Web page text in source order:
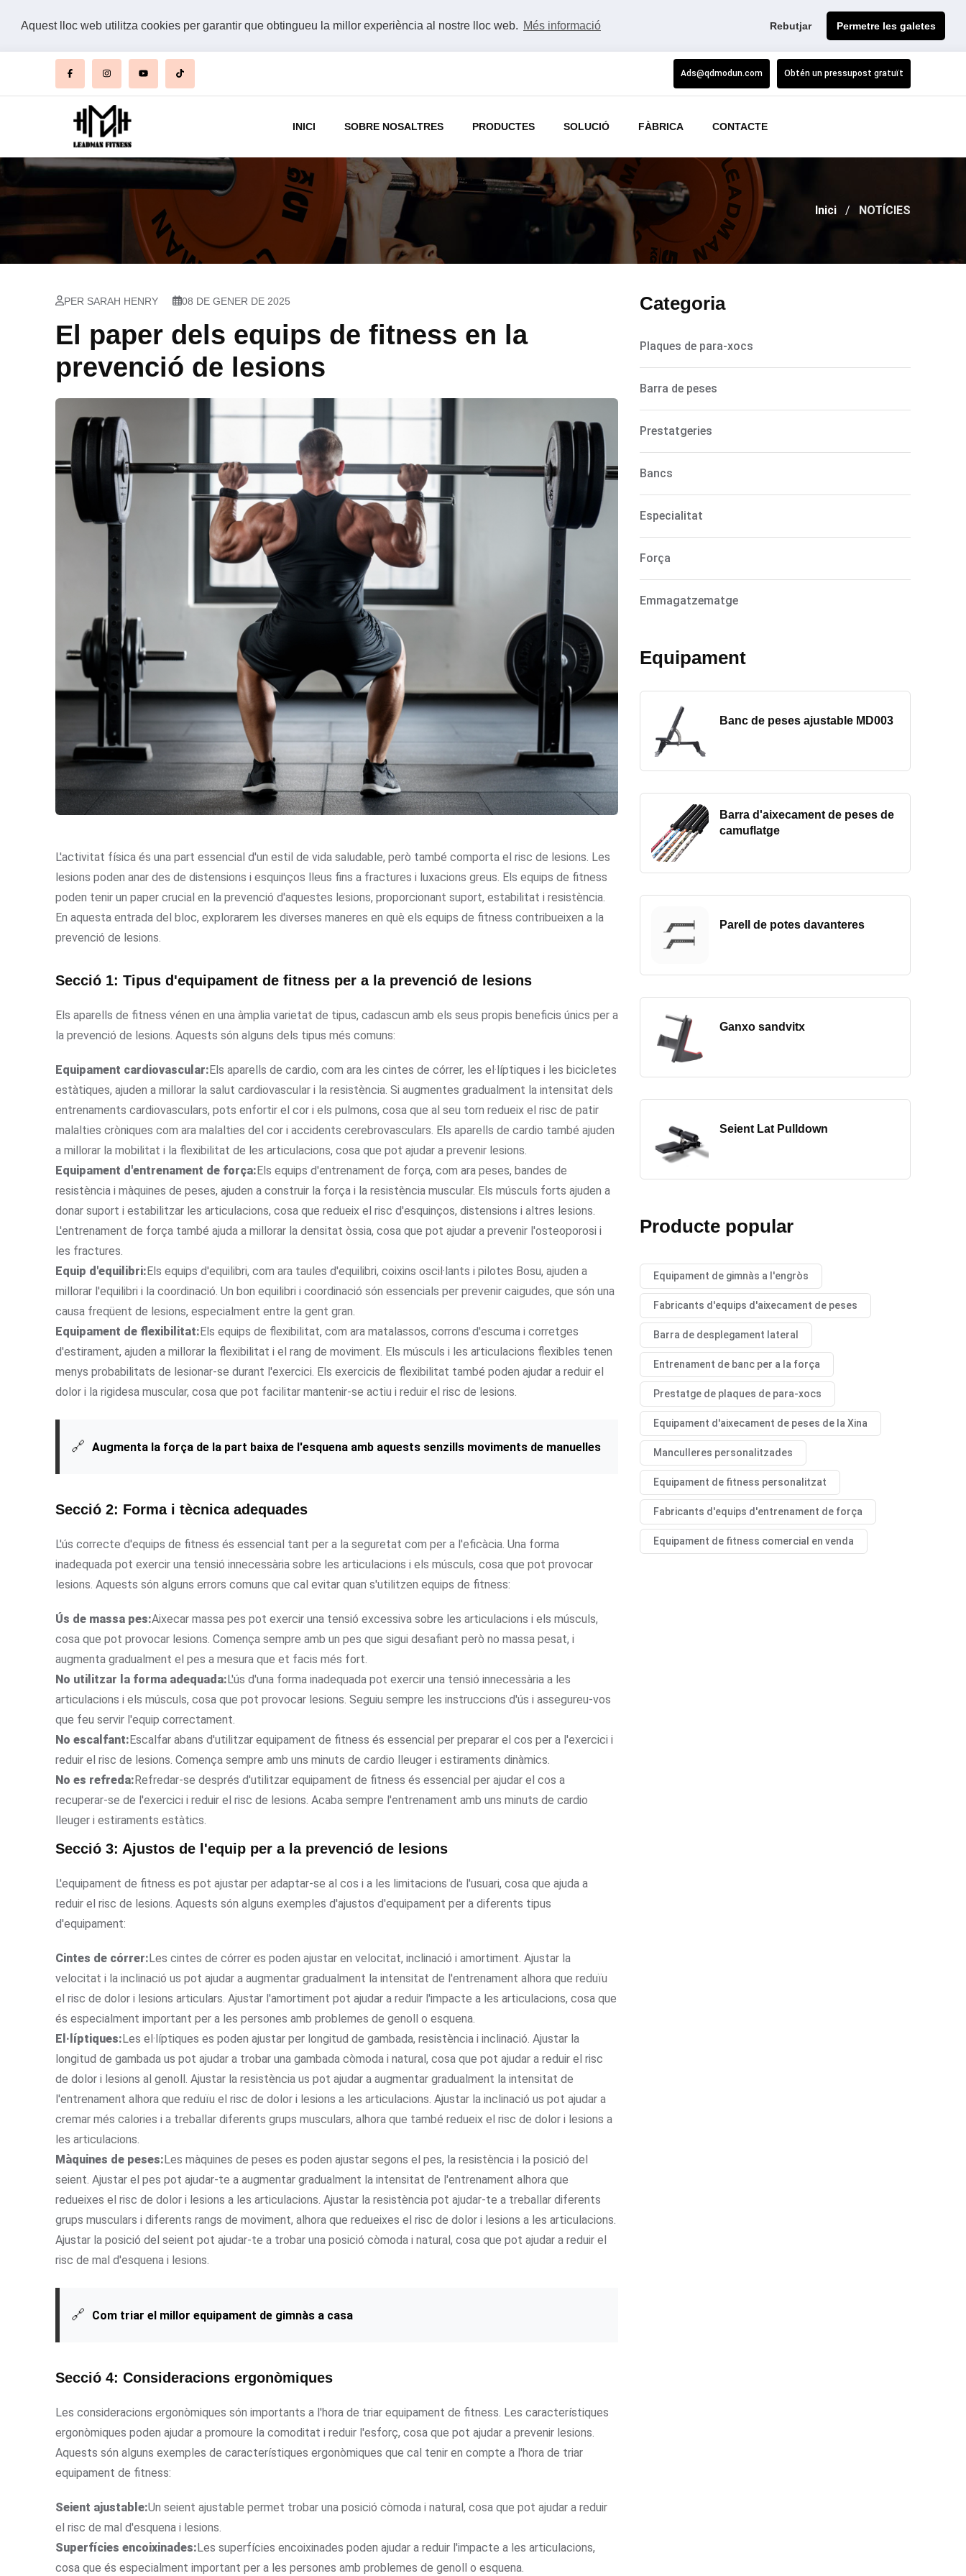
Aquest lloc web utilitza cookies per garantir que obtingueu la millor experiència al nostre lloc web. Més informació Rebutjar Permetre les galetes
Ads@qdmodun.com Obtén un pressupost gratuït
INICI SOBRE NOSALTRES PRODUCTES SOLUCIÓ FÀBRICA CONTACTE
Inici NOTÍCIES
PER SARAH HENRY 08 DE GENER DE 2025
El paper dels equips de fitness en la
prevenció de lesions
L'activitat física és una part essencial d'un estil de vida saludable, però també comporta el risc de lesions. Les
lesions poden anar des de distensions i esquinços lleus fins a fractures i luxacions greus. Els equips de fitness
poden tenir un paper crucial en la prevenció d'aquestes lesions, proporcionant suport, estabilitat i resistència.
En aquesta entrada del bloc, explorarem les diverses maneres en què els equips de fitness contribueixen a la
prevenció de lesions.
Secció 1: Tipus d'equipament de fitness per a la prevenció de lesions
Els aparells de fitness vénen en una àmplia varietat de tipus, cadascun amb els seus propis beneficis únics per a
la prevenció de lesions. Aquests són alguns dels tipus més comuns:
Equipament cardiovascular: Els aparells de cardio, com ara les cintes de córrer, les el·líptiques i les bicicletes
estàtiques, ajuden a millorar la salut cardiovascular i la resistència. Si augmentes gradualment la intensitat dels
entrenaments cardiovasculars, pots enfortir el cor i els pulmons, cosa que al seu torn redueix el risc de patir
malalties cròniques com ara malalties del cor i accidents cerebrovasculars. Els aparells de cardio també ajuden
a millorar la mobilitat i la flexibilitat de les articulacions, cosa que pot ajudar a prevenir lesions.
Equipament d'entrenament de força: Els equips d'entrenament de força, com ara peses, bandes de
resistència i màquines de peses, ajuden a construir la força i la resistència muscular. Els músculs forts ajuden a
donar suport i estabilitzar les articulacions, cosa que redueix el risc d'esquinços, distensions i altres lesions.
L'entrenament de força també ajuda a millorar la densitat òssia, cosa que pot ajudar a prevenir l'osteoporosi i
les fractures.
Equip d'equilibri: Els equips d'equilibri, com ara taules d'equilibri, coixins oscil·lants i pilotes Bosu, ajuden a
millorar l'equilibri i la coordinació. Un bon equilibri i coordinació són essencials per prevenir caigudes, que són una
causa freqüent de lesions, especialment entre la gent gran.
Equipament de flexibilitat: Els equips de flexibilitat, com ara matalassos, corrons d'escuma i corretges
d'estirament, ajuden a millorar la flexibilitat i el rang de moviment. Els músculs i les articulacions flexibles tenen
menys probabilitats de lesionar-se durant l'exercici. Els exercicis de flexibilitat també poden ajudar a reduir el
dolor i la rigidesa muscular, cosa que pot facilitar mantenir-se actiu i reduir el risc de lesions.
🔗 Augmenta la força de la part baixa de l'esquena amb aquests senzills moviments de manuelles
Secció 2: Forma i tècnica adequades
L'ús correcte d'equips de fitness és essencial tant per a la seguretat com per a l'eficàcia. Una forma
inadequada pot exercir una tensió innecessària sobre les articulacions i els músculs, cosa que pot provocar
lesions. Aquests són alguns errors comuns que cal evitar quan s'utilitzen equips de fitness:
Ús de massa pes:Aixecar massa pes pot exercir una tensió excessiva sobre les articulacions i els músculs,
cosa que pot provocar lesions. Comença sempre amb un pes que sigui desafiant però no massa pesat, i
augmenta gradualment el pes a mesura que et facis més fort.
No utilitzar la forma adequada: L'ús d'una forma inadequada pot exercir una tensió innecessària a les
articulacions i els músculs, cosa que pot provocar lesions. Seguiu sempre les instruccions d'ús i assegureu-vos
que feu servir l'equip correctament.
No escalfant: Escalfar abans d'utilitzar equipament de fitness és essencial per preparar el cos per a l'exercici i
reduir el risc de lesions. Comença sempre amb uns minuts de cardio lleuger i estiraments dinàmics.
No es refreda: Refredar-se després d'utilitzar equipament de fitness és essencial per ajudar el cos a
recuperar-se de l'exercici i reduir el risc de lesions. Acaba sempre l'entrenament amb uns minuts de cardio
lleuger i estiraments estàtics.
Secció 3: Ajustos de l'equip per a la prevenció de lesions
L'equipament de fitness es pot ajustar per adaptar-se al cos i a les limitacions de l'usuari, cosa que ajuda a
reduir el risc de lesions. Aquests són alguns exemples d'ajustos d'equipament per a diferents tipus
d'equipament:
Cintes de córrer: Les cintes de córrer es poden ajustar en velocitat, inclinació i amortiment. Ajustar la
velocitat i la inclinació us pot ajudar a augmentar gradualment la intensitat de l'entrenament alhora que reduïu
el risc de dolor i lesions articulars. Ajustar l'amortiment pot ajudar a reduir l'impacte a les articulacions, cosa que
és especialment important per a les persones amb problemes de genoll o esquena.
El·líptiques: Les el·líptiques es poden ajustar per longitud de gambada, resistència i inclinació. Ajustar la
longitud de gambada us pot ajudar a trobar una gambada còmoda i natural, cosa que pot ajudar a reduir el risc
de dolor i lesions al genoll. Ajustar la resistència us pot ajudar a augmentar gradualment la intensitat de
l'entrenament alhora que reduïu el risc de dolor i lesions a les articulacions. Ajustar la inclinació us pot ajudar a
cremar més calories i a treballar diferents grups musculars, alhora que també redueix el risc de dolor i lesions a
les articulacions.
Màquines de peses: Les màquines de peses es poden ajustar segons el pes, la resistència i la posició del
seient. Ajustar el pes pot ajudar-te a augmentar gradualment la intensitat de l'entrenament alhora que
redueixes el risc de dolor i lesions a les articulacions. Ajustar la resistència pot ajudar-te a treballar diferents
grups musculars i diferents rangs de moviment, alhora que redueixes el risc de dolor i lesions a les articulacions.
Ajustar la posició del seient pot ajudar-te a trobar una posició còmoda i natural, cosa que pot ajudar a reduir el
risc de mal d'esquena i lesions.
🔗 Com triar el millor equipament de gimnàs a casa
Secció 4: Consideracions ergonòmiques
Les consideracions ergonòmiques són importants a l'hora de triar equipament de fitness. Les característiques
ergonòmiques poden ajudar a promoure la comoditat i reduir l'esforç, cosa que pot ajudar a prevenir lesions.
Aquests són alguns exemples de característiques ergonòmiques que cal tenir en compte a l'hora de triar
equipament de fitness:
Seient ajustable:Un seient ajustable permet trobar una posició còmoda i natural, cosa que pot ajudar a reduir
el risc de mal d'esquena i lesions.
Superfícies encoixinades: Les superfícies encoixinades poden ajudar a reduir l'impacte a les articulacions,
cosa que és especialment important per a les persones amb problemes de genoll o esquena.
Categoria
Plaques de para-xocs
Barra de peses
Prestatgeries
Bancs
Especialitat
Força
Emmagatzematge
Equipament
Banc de peses ajustable MD003
Barra d'aixecament de peses de
camuflatge
Parell de potes davanteres
Ganxo sandvitx
Seient Lat Pulldown
Producte popular
Equipament de gimnàs a l'engròs
Fabricants d'equips d'aixecament de peses
Barra de desplegament lateral
Entrenament de banc per a la força
Prestatge de plaques de para-xocs
Equipament d'aixecament de peses de la Xina
Manculleres personalitzades
Equipament de fitness personalitzat
Fabricants d'equips d'entrenament de força
Equipament de fitness comercial en venda